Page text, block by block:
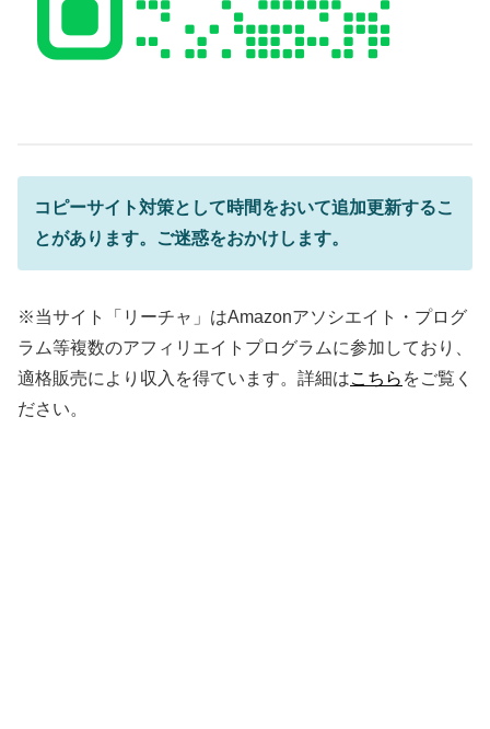
コピーサイト対策として時間をおいて追加更新するこ
とがあります。ご迷惑をおかけします。
※当サイト「リーチャ」はAmazonアソシエイト・プログ
ラム等複数のアフィリエイトプログラムに参加しており、
適格販売により収入を得ています。詳細はこちら をご覧く
ださい。